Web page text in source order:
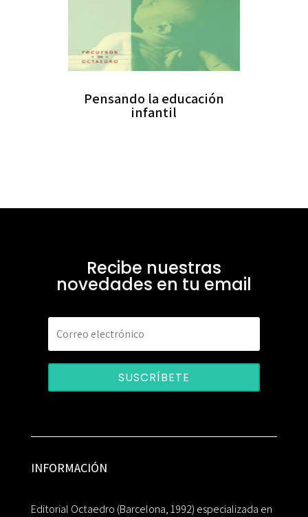
Pensando la educación
infantil
Recibe nuestras
novedades en tu email
SUSCRÍBETE
INFORMACIÓN
Editorial Octaedro (Barcelona, 1992) especializada en